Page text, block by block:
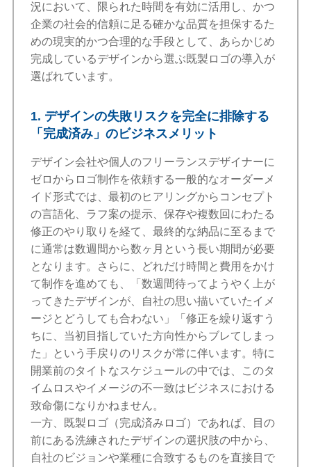
況において、限られた時間を有効に活用し、かつ
企業の社会的信頼に足る確かな品質を担保するた
めの現実的かつ合理的な手段として、あらかじめ
完成しているデザインから選ぶ既製ロゴの導入が
選ばれています。
1. デザインの失敗リスクを完全に排除する
「完成済み」のビジネスメリット
デザイン会社や個人のフリーランスデザイナーに
ゼロからロゴ制作を依頼する一般的なオーダーメ
イド形式では、最初のヒアリングからコンセプト
の言語化、ラフ案の提示、保存や複数回にわたる
修正のやり取りを経て、最終的な納品に至るまで
に通常は数週間から数ヶ月という長い期間が必要
となります。さらに、どれだけ時間と費用をかけ
て制作を進めても、「数週間待ってようやく上が
ってきたデザインが、自社の思い描いていたイメ
ージとどうしても合わない」「修正を繰り返すう
ちに、当初目指していた方向性からブレてしまっ
た」という手戻りのリスクが常に伴います。特に
開業前のタイトなスケジュールの中では、このタ
イムロスやイメージの不一致はビジネスにおける
致命傷になりかねません。
一方、既製ロゴ（完成済みロゴ）であれば、目の
前にある洗練されたデザインの選択肢の中から、
自社のビジョンや業種に合致するものを直接目で